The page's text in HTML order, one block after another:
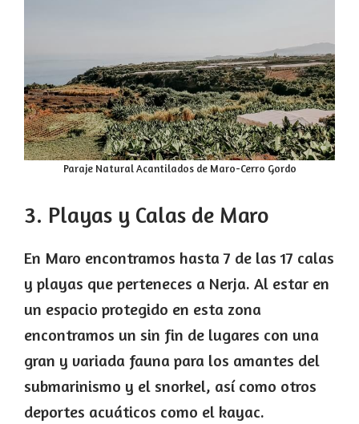
Paraje Natural Acantilados de Maro-Cerro Gordo
3. Playas y Calas de Maro
En Maro encontramos hasta 7 de las 17 calas
y playas que perteneces a Nerja. Al estar en
un espacio protegido en esta zona
encontramos un sin fin de lugares con una
gran y variada fauna para los amantes del
submarinismo y el snorkel, así como otros
deportes acuáticos como el kayac.